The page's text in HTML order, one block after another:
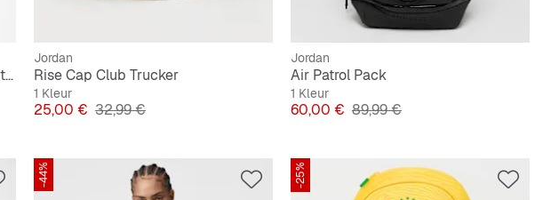
Brooklyn Fleece French Terry Quarter Zip Hike Mike
Jordan
Rise Cap Club Trucker
1 Kleur
Prijs
25,00 € Originele Prijs
32,99 €
Jordan
Air Patrol Pack
1 Kleur
Prijs
60,00 € Originele Prijs
89,99 €
-44% -25%